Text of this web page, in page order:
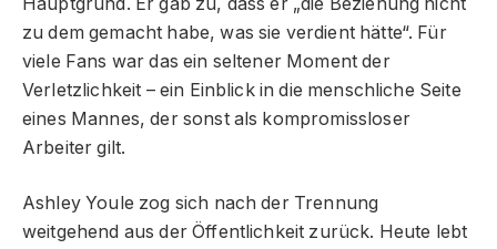
zu dem gemacht habe, was sie verdient hätte“. Für
viele Fans war das ein seltener Moment der
Verletzlichkeit – ein Einblick in die menschliche Seite
eines Mannes, der sonst als kompromissloser
Arbeiter gilt.
Ashley Youle zog sich nach der Trennung
weitgehend aus der Öffentlichkeit zurück. Heute lebt